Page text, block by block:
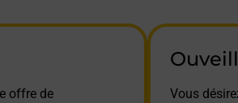
offre de
Vous